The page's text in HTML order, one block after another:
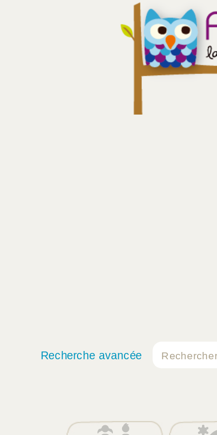
Recherche avancée